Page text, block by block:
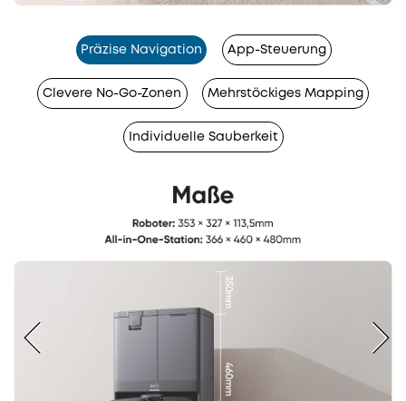
Präzise Navigation App-Steuerung
Clevere No-Go-Zonen Mehrstöckiges Mapping
Individuelle Sauberkeit